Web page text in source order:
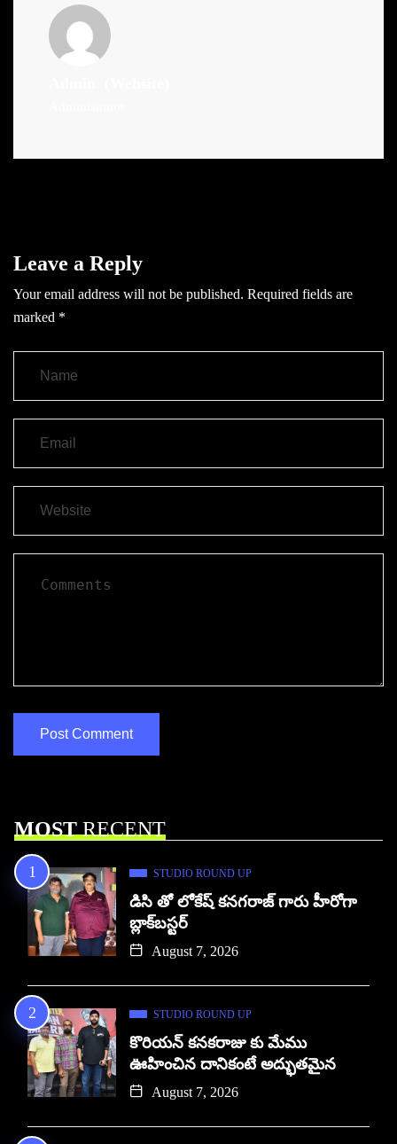
Leave a Reply
Your email address will not be published. Required fields are
marked *
MOSTRECENT
STUDIO ROUND UP
డిసి తో లోకేష్ కనగరాజ్ గారు హీరోగా
బ్లాక్‌బస్టర్
August 7, 2026
STUDIO ROUND UP
కొరియన్ కనకరాజు కు మేము
ఊహించిన దానికంటే అద్భుతమైన
August 7, 2026